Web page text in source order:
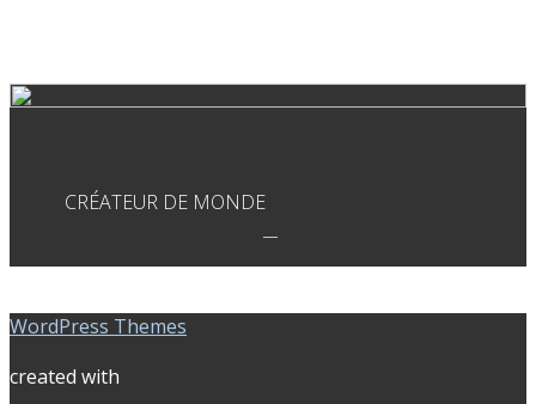
CRÉATEUR DE MONDE
WordPress Themes
created with